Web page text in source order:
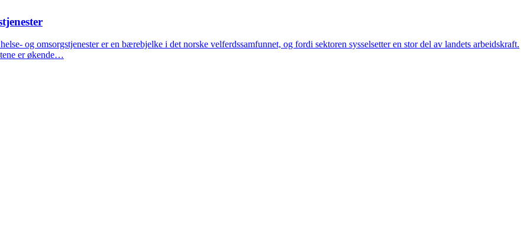
og omsorgstjenester er en bærebjelke i det norske velferdssamfunnet, og fordi sektoren sysselsetter en stor del av landets arbeidskraft.
er økende…